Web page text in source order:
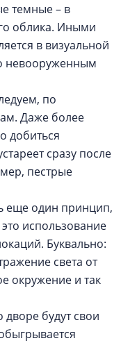
темные – в
облика. Иными
в визуальной
невооруженным
по
Даже более
добиться
сразу после
пестрые
еще один принцип,
использование
Буквально:
света от
окружение и так
будут свои